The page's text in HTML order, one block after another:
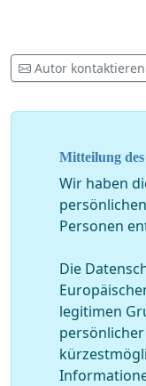
ausreichend
einer Ansteckung
Deshalb würde
Anliegen mit eurer
besseres
Petition an die
weiterzuleiten,
in der Hoffnung,
Stimme zählt :-)
Autor kontaktieren
Mitteilung
Wir haben
Personen
Die
legitimen